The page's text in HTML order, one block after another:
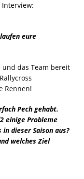
eure
das Team bereit
Rennen!
Pech gehabt.
einige Probleme
dieser Saison aus?
welches Ziel